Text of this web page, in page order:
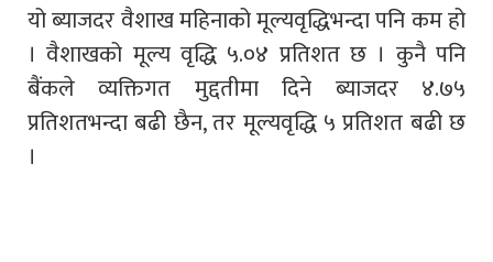
यो ब्याजदर वैशाख महिनाको मूल्यवृद्धिभन्दा पनि कम हो
। वैशाखको मूल्य वृद्धि ५.०४ प्रतिशत छ । कुनै पनि
बैंकले व्यक्तिगत मुद्दतीमा दिने ब्याजदर ४.७५
प्रतिशतभन्दा बढी छैन, तर मूल्यवृद्धि ५ प्रतिशत बढी छ
।